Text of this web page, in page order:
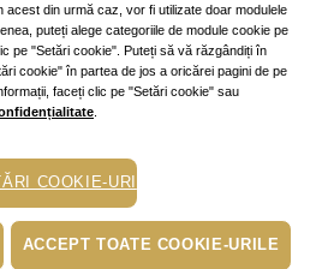
târziu
poți plăti în până la 6 rate alegând
procesatorului de plăți PayU.
pentru comenzi peste 230 lei)
din urmă caz, vor fi utilizate doar modulele
puteți alege categoriile de module cookie pe
pe "Setări cookie". Puteți să vă răzgândiți în
cookie" în partea de jos a oricărei pagini de pe
faceți clic pe "Setări cookie" sau
COOKIE-URI
ACCEPT TOATE COOKIE-URILE